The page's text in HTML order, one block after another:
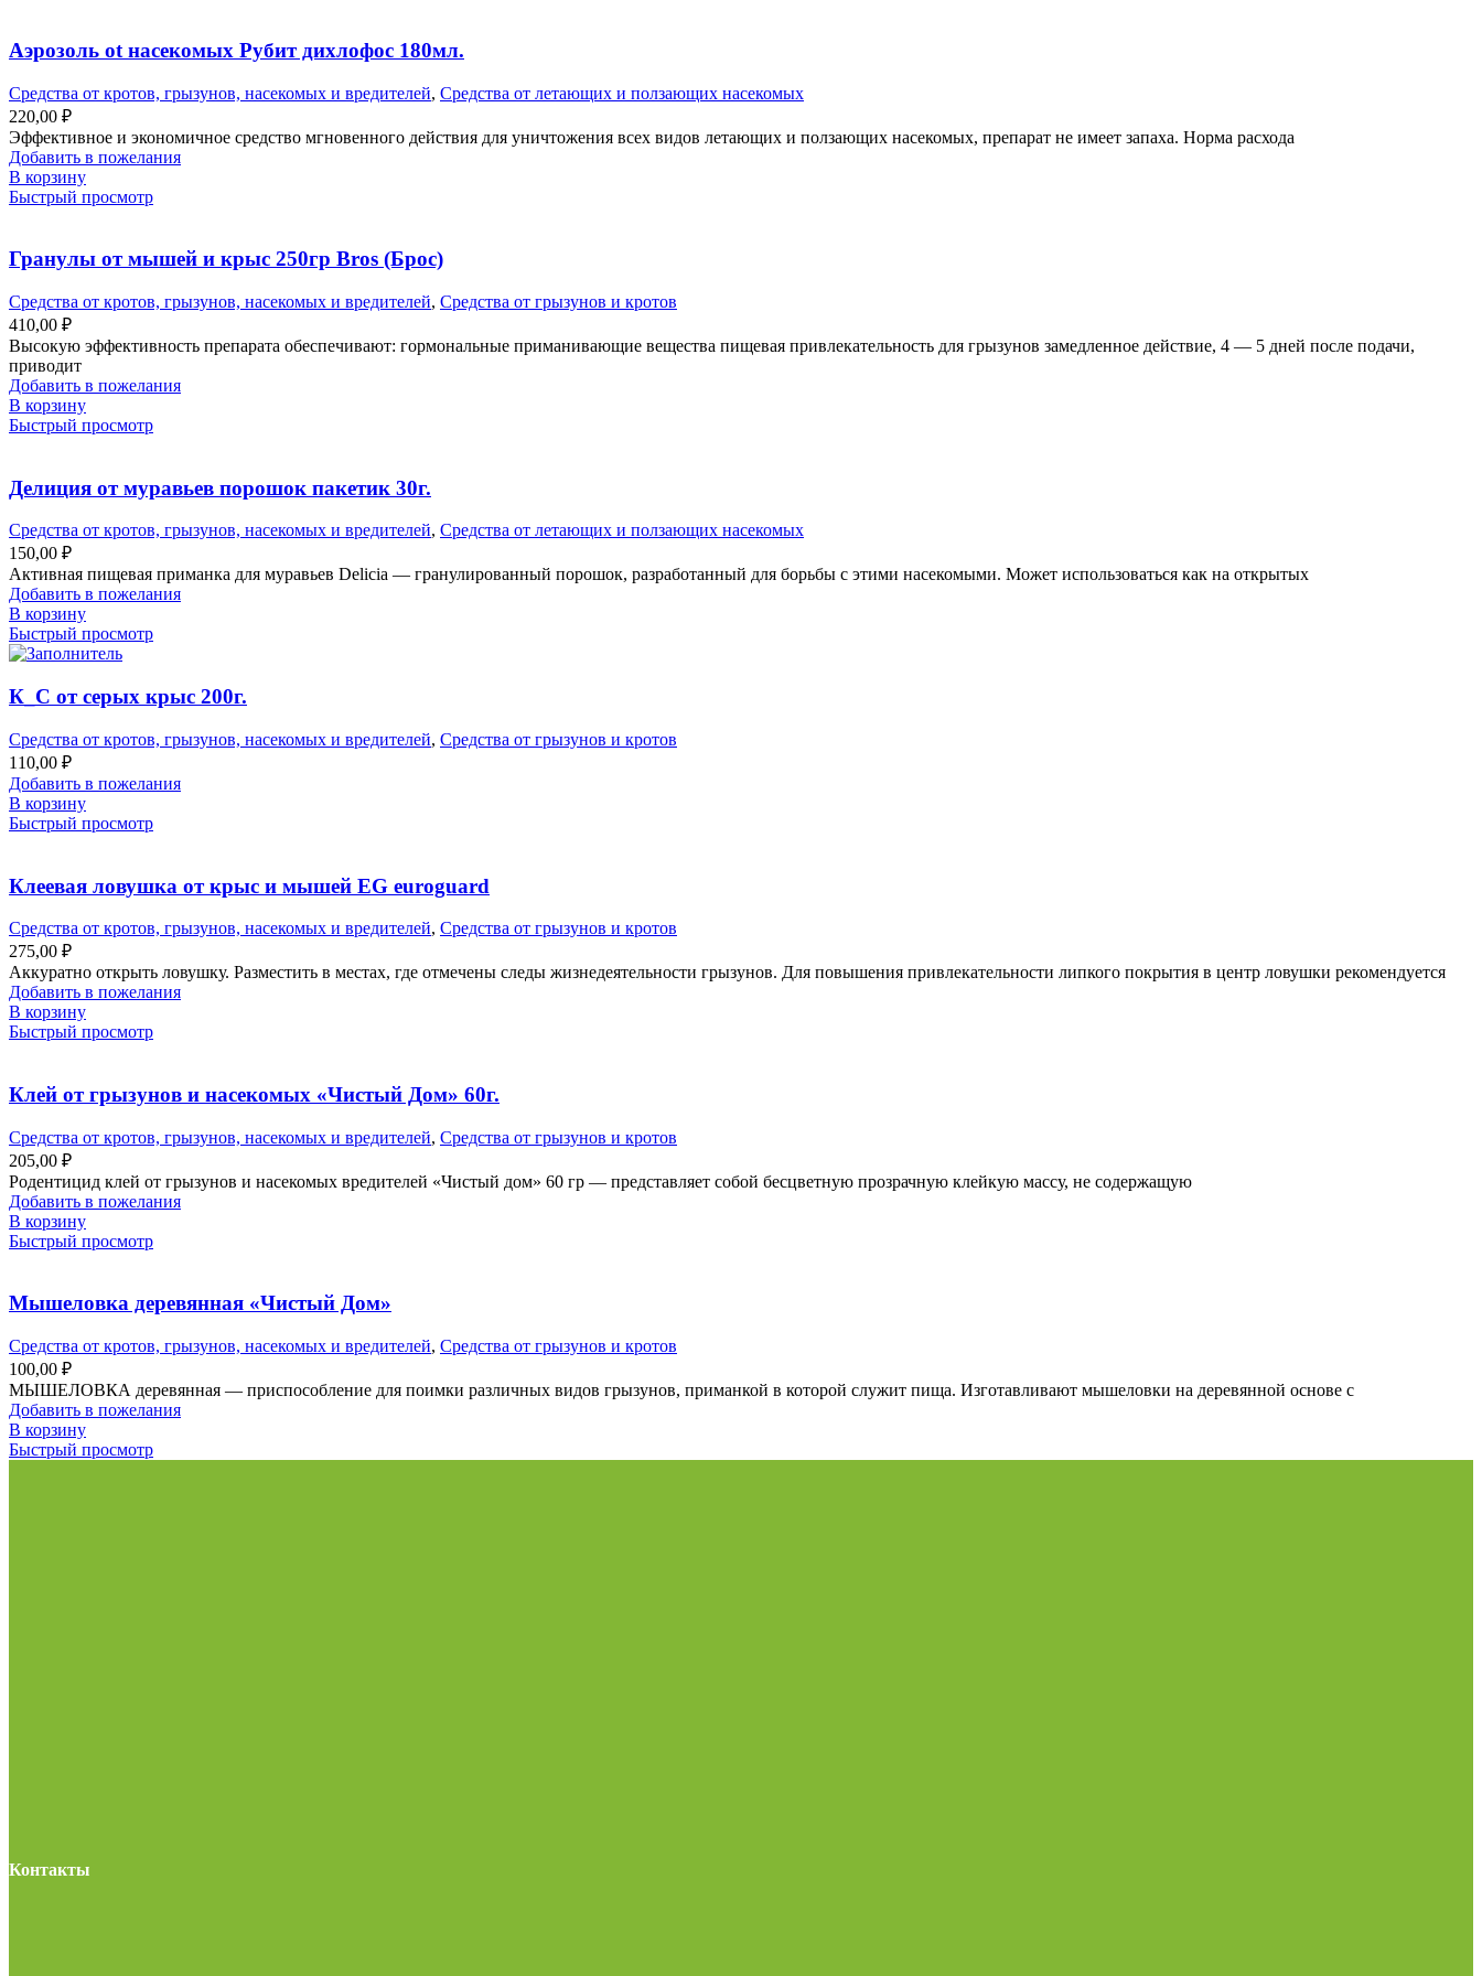
Аэрозоль ot насекомых Рубит дихлофос 180мл.
Средства от кротов, грызунов, насекомых и вредителей, Средства от летающих и ползающих насекомых
220,00 ₽
Эффективное и экономичное средство мгновенного действия для уничтожения всех видов летающих и ползающих насекомых, препарат не имеет запаха. Норма расхода
Добавить в пожелания
В корзину
Быстрый просмотр
Гранулы от мышей и крыс 250гр Bros (Брос)
Средства от кротов, грызунов, насекомых и вредителей, Средства от грызунов и кротов
410,00 ₽
Высокую эффективность препарата обеспечивают: гормональные приманивающие вещества пищевая привлекательность для грызунов замедленное действие, 4 — 5 дней после подачи,
приводит
Добавить в пожелания
В корзину
Быстрый просмотр
Делиция от муравьев порошок пакетик 30г.
Средства от кротов, грызунов, насекомых и вредителей, Средства от летающих и ползающих насекомых
150,00 ₽
Активная пищевая приманка для муравьев Delicia — гранулированный порошок, разработанный для борьбы с этими насекомыми. Может использоваться как на открытых
Добавить в пожелания
В корзину
Быстрый просмотр
К_С от серых крыс 200г.
Средства от кротов, грызунов, насекомых и вредителей, Средства от грызунов и кротов
110,00 ₽
Добавить в пожелания
В корзину
Быстрый просмотр
Клеевая ловушка от крыс и мышей EG euroguard
Средства от кротов, грызунов, насекомых и вредителей, Средства от грызунов и кротов
275,00 ₽
Аккуратно открыть ловушку. Разместить в местах, где отмечены следы жизнедеятельности грызунов. Для повышения привлекательности липкого покрытия в центр ловушки рекомендуется
Добавить в пожелания
В корзину
Быстрый просмотр
Клей от грызунов и насекомых «Чистый Дом» 60г.
Средства от кротов, грызунов, насекомых и вредителей, Средства от грызунов и кротов
205,00 ₽
Родентицид клей от грызунов и насекомых вредителей «Чистый дом» 60 гр — представляет собой бесцветную прозрачную клейкую массу, не содержащую
Добавить в пожелания
В корзину
Быстрый просмотр
Мышеловка деревянная «Чистый Дом»
Средства от кротов, грызунов, насекомых и вредителей, Средства от грызунов и кротов
100,00 ₽
МЫШЕЛОВКА деревянная — приспособление для поимки различных видов грызунов, приманкой в которой служит пища. Изготавливают мышеловки на деревянной основе с
Добавить в пожелания
В корзину
Быстрый просмотр
Контакты